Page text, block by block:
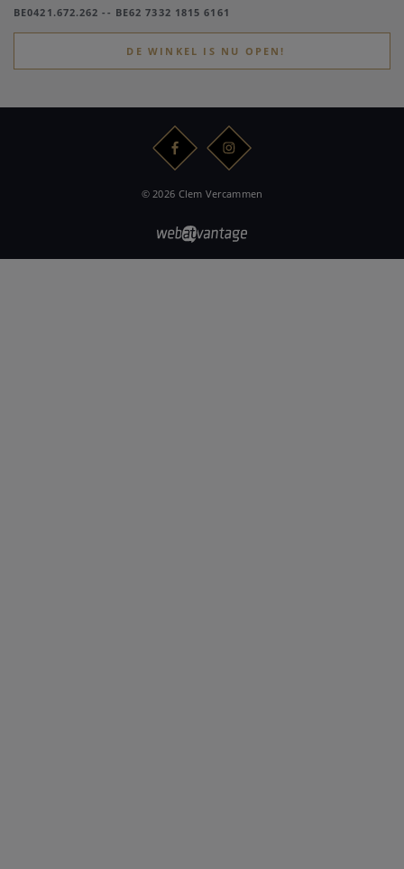
BE0421.672.262 -- BE62 7332 1815 6161
DE WINKEL IS NU OPEN!
© 2026 Clem Vercammen